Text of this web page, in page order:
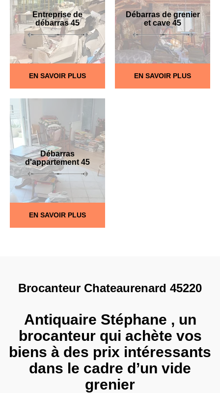
Entreprise de
débarras 45
EN SAVOIR PLUS
Débarras de grenier
et cave 45
EN SAVOIR PLUS
Débarras
d'appartement 45
EN SAVOIR PLUS
Brocanteur Chateaurenard 45220
Antiquaire Stéphane , un
brocanteur qui achète vos
biens à des prix intéressants
dans le cadre d’un vide
grenier